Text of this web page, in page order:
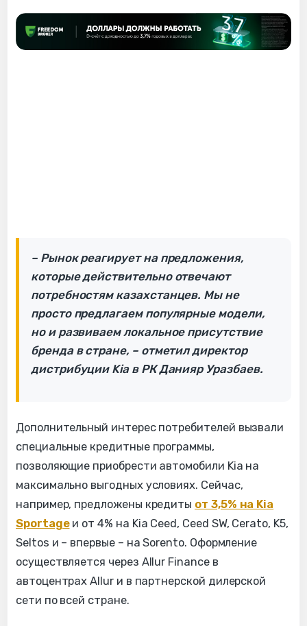
– Рынок реагирует на предложения,
которые действительно отвечают
потребностям казахстанцев. Мы не
просто предлагаем популярные модели,
но и развиваем локальное присутствие
бренда в стране, – отметил директор
дистрибуции Kia в РК Данияр Уразбаев.
Дополнительный интерес потребителей вызвали
специальные кредитные программы,
позволяющие приобрести автомобили Kia на
максимально выгодных условиях. Сейчас,
например, предложены кредиты от 3,5% на Kia
Sportageи от 4% на Kia Ceed, Ceed SW, Cerato, K5,
Seltos и – впервые – на Sorento. Оформление
осуществляется через Allur Finance в
автоцентрах Allur и в партнерской дилерской
сети по всей стране.